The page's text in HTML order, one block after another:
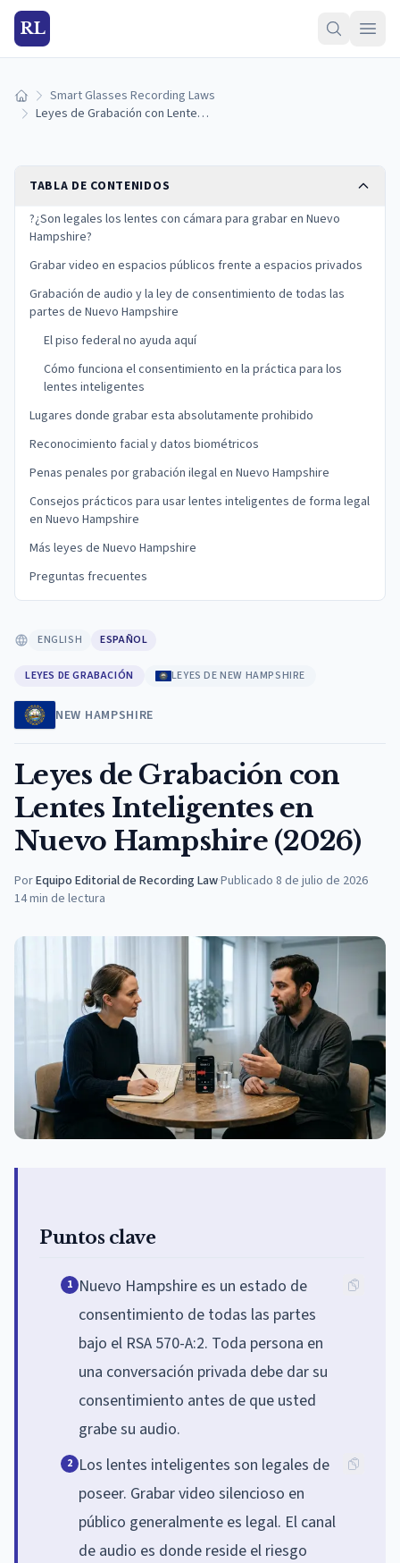
RL
Inicio Smart Glasses Recording Laws
Leyes de Grabación con Lentes Inteligentes en Nuevo Hampshire (2026)
TABLA DE CONTENIDOS
?¿Son legales los lentes con cámara para grabar en Nuevo
Hampshire?
Grabar video en espacios públicos frente a espacios privados
Grabación de audio y la ley de consentimiento de todas las
partes de Nuevo Hampshire
El piso federal no ayuda aquí
Cómo funciona el consentimiento en la práctica para los
lentes inteligentes
Lugares donde grabar esta absolutamente prohibido
Reconocimiento facial y datos biométricos
Penas penales por grabación ilegal en Nuevo Hampshire
Consejos prácticos para usar lentes inteligentes de forma legal
en Nuevo Hampshire
Más leyes de Nuevo Hampshire
Preguntas frecuentes
ENGLISH ESPAÑOL
LEYES DE GRABACIÓN LEYES DE NEW HAMPSHIRE
NEW HAMPSHIRE
Leyes de Grabación con
Lentes Inteligentes en
Nuevo Hampshire (2026)
PorEquipo Editorial de Recording Law·Publicado 8 de julio de 2026
14min de lectura
Puntos clave
1 Nuevo Hampshire es un estado de
consentimiento de todas las partes
bajo el RSA 570-A:2. Toda persona en
una conversación privada debe dar su
consentimiento antes de que usted
grabe su audio.
2 Los lentes inteligentes son legales de
poseer. Grabar video silencioso en
público generalmente es legal. El canal
de audio es donde reside el riesgo